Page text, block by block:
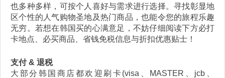
也多种多样，可按个人喜好与需求进行选择。寻找彰显地
区个性的人气购物圣地及热门商品，也能令您的旅程乐趣
无穷。若想在韩国买的心满意足，不妨仔细阅读下方必打
卡地点、必买商品、省钱免税信息与折扣优惠贴士！
支付 & 退税
大部分韩国商店都欢迎刷卡(visa、MASTER、jcb、